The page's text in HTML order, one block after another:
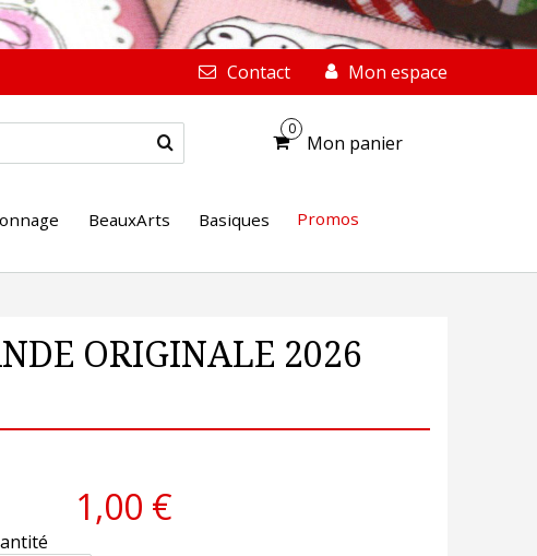
Contact Mon espace
0
Mon panier
BeauxArts Basiques
Promos
ORIGINALE 2026
1,00 €